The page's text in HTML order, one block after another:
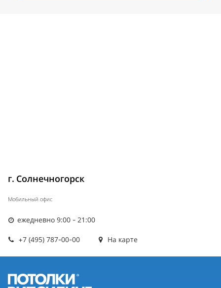
г. Солнечногорск
Мобильный офис
ежедневно 9:00 - 21:00
+7 (495) 787-00-00 На карте